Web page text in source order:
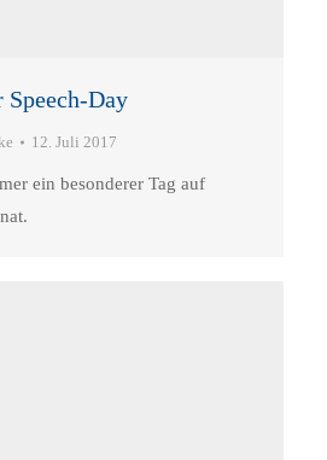
Speech-Day
12. Juli 2017
ein besonderer Tag auf